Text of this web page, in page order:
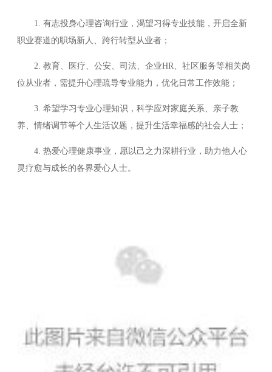
1. 有志投身心理咨询行业，渴望习得专业技能，开启全新
职业赛道的职场新人、跨行转型从业者；
2. 教育、医疗、公安、司法、企业HR、社区服务等相关岗
位从业者，需提升心理疏导专业能力，优化日常工作效能；
3. 希望学习专业心理知识，科学应对家庭关系、亲子教
养、情绪调节等个人生活议题，提升生活幸福感的社会人士；
4. 热爱心理健康事业，愿以己之力深耕行业，助力他人心
灵疗愈与成长的各界爱心人士。